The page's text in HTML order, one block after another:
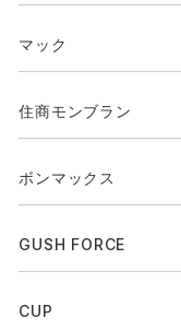
マック
住商モンブラン
ボンマックス
GUSH FORCE
CUP